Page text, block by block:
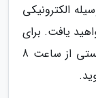
الکترونیکی
یافت. برای
رفتن و خرید لوازم الکترونیکی در پکن بایستی از ساعت 8